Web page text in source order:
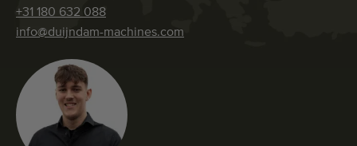
+31 180 632 088
info@duijndam-machines.com